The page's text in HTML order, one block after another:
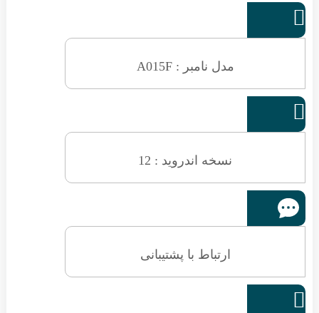

مدل نامبر : A015F

نسخه اندروید : 12
ارتباط با پشتیبانی
